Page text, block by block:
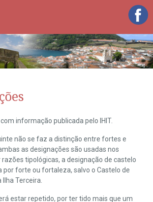
informação publicada pelo IHIT.
não se faz a distinção entre fortes e
as designações são usadas nos
tipológicas, a designação de castelo
por forte ou fortaleza, salvo o Castelo de
Terceira.
estar repetido, por ter tido mais que um